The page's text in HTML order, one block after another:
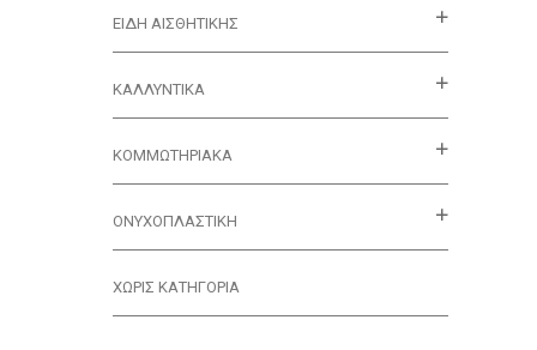
ΕΊΔΗ ΑΙΣΘΗΤΙΚΉΣ
ΚΑΛΛΥΝΤΙΚΆ
ΚΟΜΜΩΤΗΡΙΑΚΑ
ΟΝΥΧΟΠΛΑΣΤΙΚΗ
ΧΩΡΊΣ ΚΑΤΗΓΟΡΊΑ